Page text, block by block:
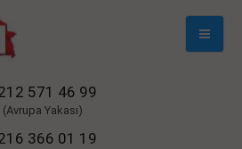
Mobil
571 46 99
(Avrupa Yakası)
366 01 19